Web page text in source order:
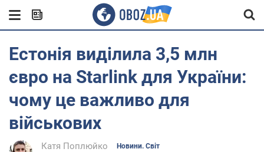
Естонія виділила 3,5 млн
євро на Starlink для України:
чому це важливо для
військових
Катя Поплюйко Новини. Світ